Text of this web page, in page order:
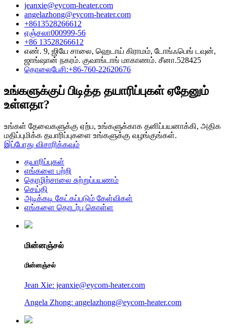
jeanxie@eycom-heater.com
angelazhong@eycom-heater.com
+8613528266612
ஏஞ்சலா000999-56
+86 13528266612
எண். 9, ஜியே சாலை, ஹெடாய் கிராமம், டோங்ஃபெங் டவுன்,
ஜாங்ஷான் நகரம். குவாங்டாங் மாகாணம். சீனா.528425
தொலைபேசி:+86-760-22620676
உங்களுக்குப் பிடித்த தயாரிப்புகள் ஏதேனும்
உள்ளதா?
உங்கள் தேவைகளுக்கு ஏற்ப, உங்களுக்காக தனிப்பயனாக்கி, அதிக
மதிப்புமிக்க தயாரிப்புகளை உங்களுக்கு வழங்குங்கள்.
இப்போது விசாரிக்கவும்
தயாரிப்புகள்
எங்களை பற்றி
தொழிற்சாலை சுற்றுப்பயணம்
செய்தி
அடிக்கடி கேட்கப்படும் கேள்விகள்
எங்களை தொடர்பு கொள்ள
மின்னஞ்சல்
மின்னஞ்சல்
Jean Xie: jeanxie@eycom-heater.com
Angela Zhong: angelazhong@eycom-heater.com